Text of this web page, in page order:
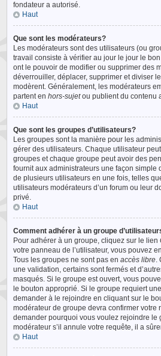
fondateur a autorisé.
Haut
Que sont les modérateurs?
Les modérateurs sont des utilisateurs (ou
travail consiste à vérifier au jour le jour le
ont le pouvoir de modifier ou supprimer des
déverrouiller, déplacer, supprimer et diviser
modèrent. Généralement, les modérateurs
partent enhors-sujetou publient du contenu
Haut
Que sont les groupes d’utilisateurs?
Les groupes sont la manière pour les
gérer des utilisateurs. Chaque utilisateur
groupes et chaque groupe peut avoir des
fournit aux administrateurs une façon simple
de plusieurs utilisateurs en une fois, telles
utilisateurs modérateurs d’un forum ou leur
privé.
Haut
Comment adhérer à un groupe
Pour adhérer à un groupe, cliquez sur le lien
votre panneau de l’utilisateur, vous pouvez
Tous les groupes ne sont pas enaccès libre.
une validation, certains sont fermés et
masqués. Si le groupe est ouvert, vous
le bouton approprié. Si le groupe requiert
demander à le rejoindre en cliquant sur le
modérateur de groupe devra confirmer votre
demander pourquoi vous voulez rejoindre le
modérateur s’il annule votre requête, il a
Haut